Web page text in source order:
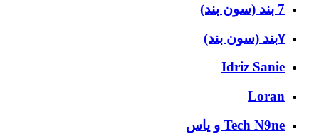
7 بند (سون بند)
۷بند (سون بند)
Idriz Sanie
Loran
Tech N9ne و یاس